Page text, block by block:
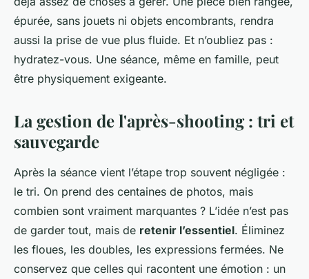
épurée, sans jouets ni objets encombrants, rendra
aussi la prise de vue plus fluide. Et n’oubliez pas :
hydratez-vous. Une séance, même en famille, peut
être physiquement exigeante.
La gestion de l'après-shooting : tri et
sauvegarde
Après la séance vient l’étape trop souvent négligée :
le tri. On prend des centaines de photos, mais
combien sont vraiment marquantes ? L’idée n’est pas
de garder tout, mais de retenir l’essentiel. Éliminez
les floues, les doubles, les expressions fermées. Ne
conservez que celles qui racontent une émotion : un